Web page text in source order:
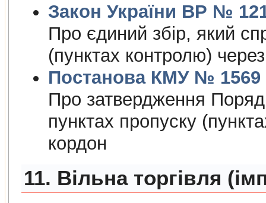
Закон України ВР №
Про єдиний збiр, який
(пунктах контролю)
Постанова КМУ № 1569
Про затвердження
пунктах пропуску
кордон
11. Вільна торгівля